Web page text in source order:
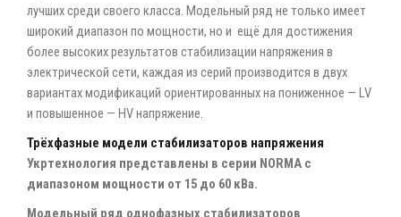
лучших среди своего класса. Модельный ряд не только имеет
широкий диапазон по мощности, но и ещё для достижения
более высоких результатов стабилизации напряжения в
электрической сети, каждая из серий производится в двух
вариантах модификаций ориентированных на пониженное — LV
и повышенное — HV напряжение.
Трёхфазные модели стабилизаторов напряжения
Укртехнология представлены в серии NORMA с
диапазоном мощности от 15 до 60 кВа.
Модельный ряд однофазных стабилизаторов